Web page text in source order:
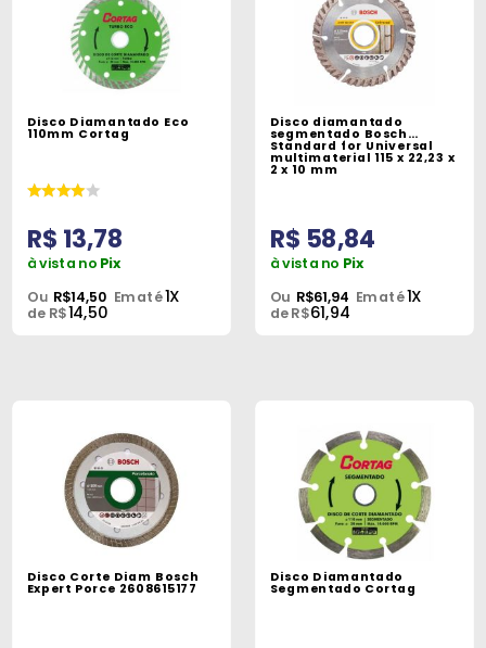
Ferramentas
Máquinas
Iluminação
Materiais
Construção
Materiais
Elétricos
Pneumáticos
Tintas
Químicos
Peças
Disco Diamantado Eco
110mm Cortag
R$ 13,78
à vista no Pix
Ou R$14,50 Em até1X
de R$14,50
Disco diamantado
segmentado Bosch
Standard for Universal
multimaterial 115 x 22,23 x
2 x 10 mm
R$ 58,84
à vista no Pix
Ou R$61,94 Em até1X
de R$61,94
Disco Corte Diam Bosch
Expert Porce 2608615177
Disco Diamantado
Segmentado Cortag